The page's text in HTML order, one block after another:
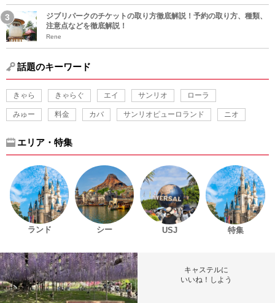
ジブリパークのチケットの取り方徹底解説！予約の取り方、種類、
注意点などを徹底解説！
Rene
話題のキーワード
きゃら きゃらぐ エイ サンリオ ローラ
みゅー 料金 カバ サンリオピューロランド ニオ
エリア・特集
ランド シー USJ 特集
キャステルに
いいね！しよう